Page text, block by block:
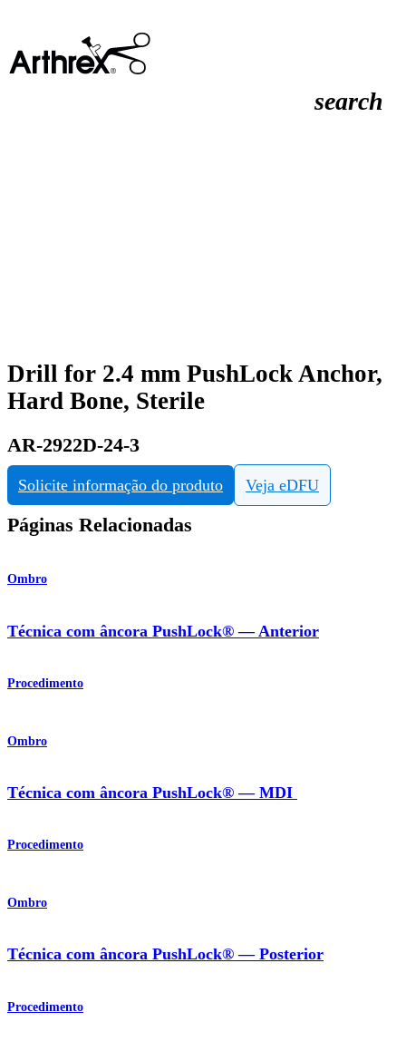
search
Drill for 2.4 mm PushLock Anchor,
Hard Bone, Sterile
AR-2922D-24-3
Solicite informação do produto Veja eDFU
Páginas Relacionadas
Ombro
Técnica com âncora PushLock® — Anterior
Procedimento
Ombro
Técnica com âncora PushLock® — MDI
Procedimento
Ombro
Técnica com âncora PushLock® — Posterior
Procedimento